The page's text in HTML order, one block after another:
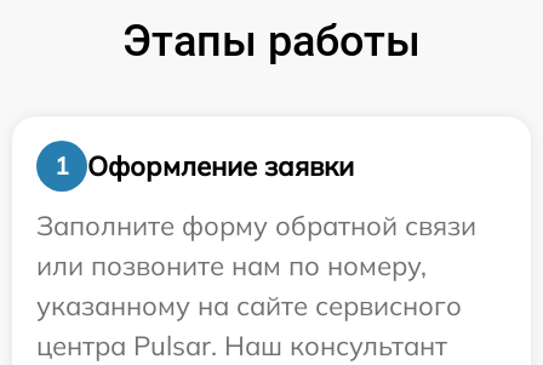
Этапы работы
1
Оформление заявки
Заполните форму обратной связи
или позвоните нам по номеру,
указанному на сайте сервисного
центра Pulsar. Наш консультант